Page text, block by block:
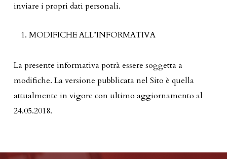
inviare i propri dati personali.
MODIFICHE ALL’INFORMATIVA
La presente informativa potrà essere soggetta a
modifiche. La versione pubblicata nel Sito è quella
attualmente in vigore con ultimo aggiornamento al
24.05.2018.